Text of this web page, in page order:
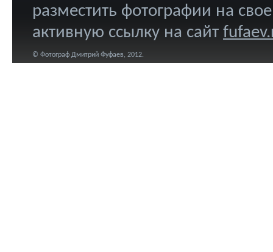
разместить фотографии на
активную ссылку на сайт
© Фотограф Дмитрий Фуфаев, 2012.